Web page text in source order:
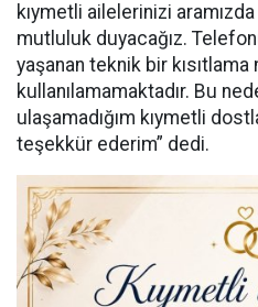
kıymetli ailelerinizi
mutluluk duyacağız.
yaşanan teknik bir
kullanılamamaktadır. Bu
ulaşamadığım kıymetli
teşekkür ederim” dedi.